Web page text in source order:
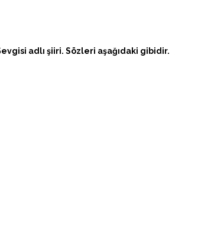
adlı şiiri. Sözleri aşağıdaki gibidir.